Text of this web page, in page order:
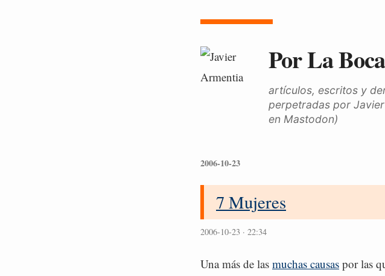
Por La
artículos, escritos y
perpetradas por
en Mastodon)
2006-10-23
7 Mujeres
2006-10-23 · 22:34
Una más de las muchas causas por las